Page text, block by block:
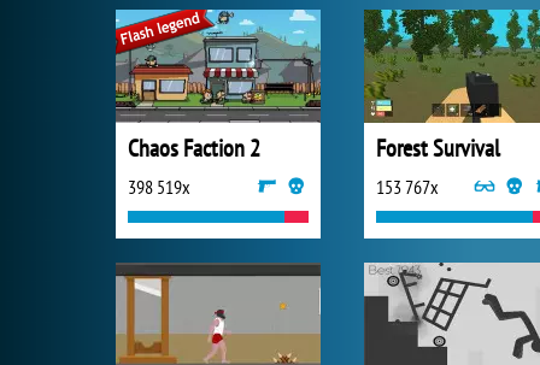
Chaos Faction 2
398 519x
Forest Survival
153 767x